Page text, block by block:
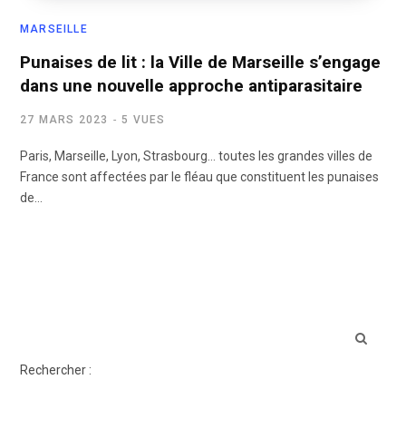
MARSEILLE
Punaises de lit : la Ville de Marseille s’engage
dans une nouvelle approche antiparasitaire
27 MARS 2023 5 VUES
Paris, Marseille, Lyon, Strasbourg… toutes les grandes villes de
France sont affectées par le fléau que constituent les punaises
de…
Rechercher :